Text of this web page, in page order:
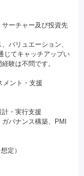
ーチャー及び投資先
バリュエーション、
じてキャッチアップい
験は不問です。
メント・支援
計・実行支援
バナンス構築、PMI
定）